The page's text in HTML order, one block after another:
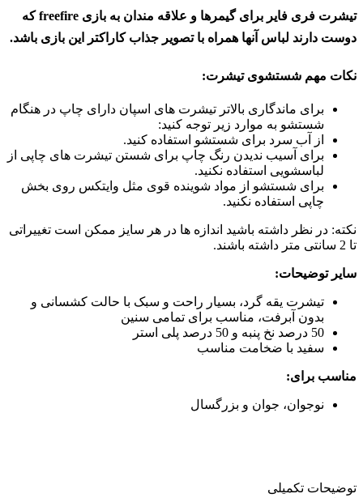
تیشرت فری فایر برای گیمرها و علاقه مندان به بازی freefire که
دوست دارند لباس آنها همراه با تصویر جذاب کاراکتر این بازی باشد.
نکات مهم شستشوی تیشرت:
برای ماندگاری بالاتر تیشرت های اسپان دارای چاپ در هنگام
شستشو به موارد زیر توجه کنید:
از آب سرد برای شستشو استفاده کنید.
برای آسیب ندیدن رنگ چاپ برای شستن تیشرت های چاپی از
لباسشویی استفاده نکنید.
برای شستشو از مواد شوینده قوی مثل وایتکس روی بخش
چاپی استفاده نکنید.
نکته: در نظر داشته باشید اندازه ها در هر سایز ممکن است تغییراتی
تا 2 سانتی متر داشته باشند.
سایر توضیحات:
تیشرت یقه گرد، بسیار راحت و سبک با حالت کشسانی و
بدون آبرفت، مناسب برای تمامی سنین
50 درصد نخ پنبه و 50 درصد پلی استر
سفید با ضخامت مناسب
مناسب برای:
نوجوان، جوان و بزرگسال
توضیحات تکمیلی